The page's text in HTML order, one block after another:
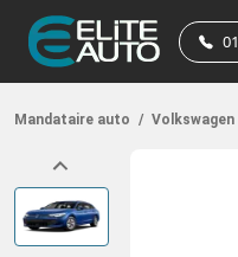
Mandataire auto / Volkswagen